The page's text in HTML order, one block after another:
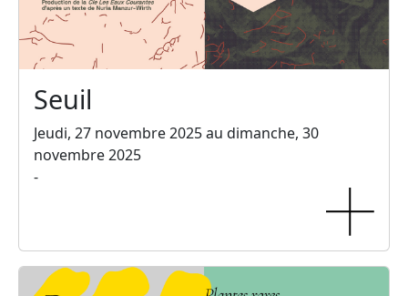
Seuil
Jeudi, 27 novembre 2025 au dimanche, 30
novembre 2025
-